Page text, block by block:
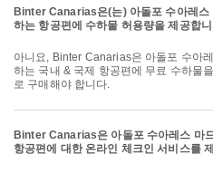
Binter Canarias은(는) 아돌포 수아레스
하는 항공편에 수하물 허용량을 제공합
아니요, Binter Canarias은 아돌포 수아레스 마드리드 바라하스 공항에서 출발
하는 국내 & 국제 항공편에 무료 수하물
로 구매해야 합니다.
Binter Canarias은 아돌포 수아레스 마
항공편에 대한 온라인 체크인 서비스를